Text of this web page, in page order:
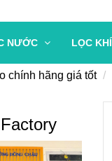
NƯỚC LỌC KHÍ
chính hãng giá tốt